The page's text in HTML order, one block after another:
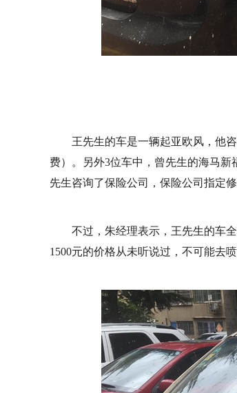
王先生的车是一辆起亚欧风，他
费）。另外3位车中，曾先生的海马新
先生咨询了保险公司，保险公司指定
不过，朱经理表示，王先生的车
1500元的价格从未听说过，不可能去